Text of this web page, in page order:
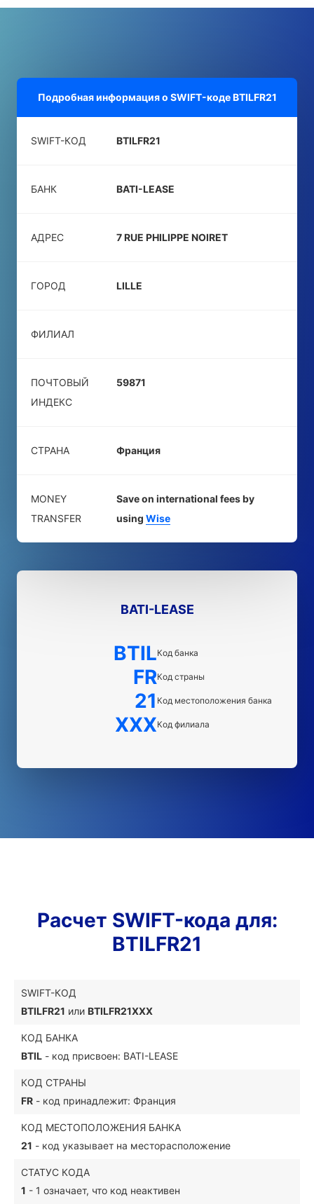
Подробная информация о SWIFT-кодеBTILFR21
SWIFT-КОД BTILFR21
БАНК BATI-LEASE
АДРЕС 7 RUE PHILIPPE NOIRET
ГОРОД LILLE
ФИЛИАЛ
ПОЧТОВЫЙ
ИНДЕКС
59871
СТРАНА Франция
MONEY
TRANSFER
Save on international fees by
using Wise
BATI-LEASE
BTILКод банка
FRКод страны
21 Код местоположения банка
XXXКод филиала
Расчет SWIFT-кода для:
BTILFR21
SWIFT-КОД
BTILFR21 или BTILFR21XXX
КОД БАНКА
BTIL - код присвоен: BATI-LEASE
КОД СТРАНЫ
FR - код принадлежит: Франция
КОД МЕСТОПОЛОЖЕНИЯ БАНКА
21 - код указывает на месторасположение
СТАТУС КОДА
1 - 1 означает, что код неактивен